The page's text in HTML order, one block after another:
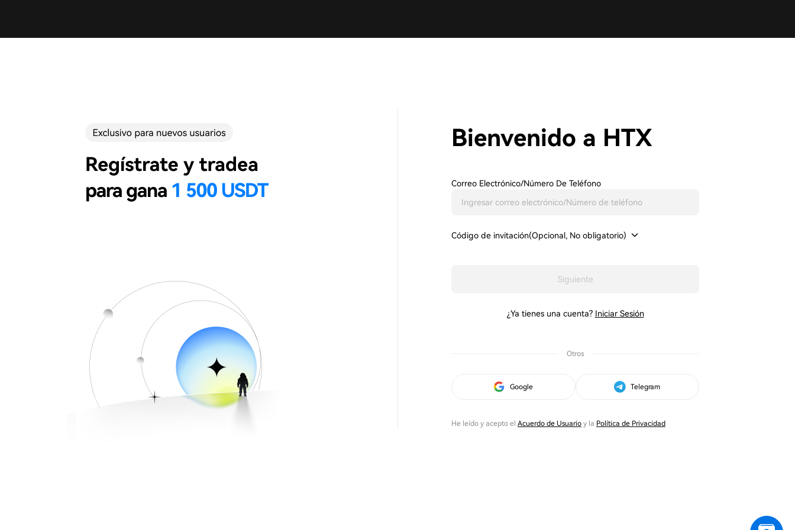
Bienvenido a HTX
Correo Electrónico/Número De Teléfono
Código de invitación(Opcional, No obligatorio)
Siguiente
¿Ya tienes una cuenta? Iniciar Sesión
Otros
Google Telegram
He leído y acepto el Acuerdo de Usuario y la Política de Privacidad